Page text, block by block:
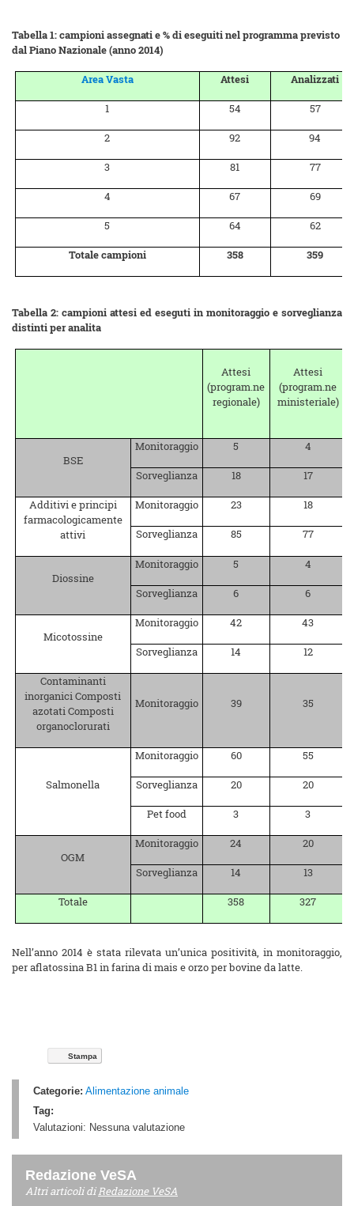
Tabella 1: campioni assegnati e % di eseguiti nel programma previsto
dal Piano Nazionale (anno 2014)
Area Vasta Attesi Analizzati
1 54 57
2 92 94
3 81 77
4 67 69
5 64 62
Totale campioni 358 359
Tabella 2: campioni attesi ed eseguti in monitoraggio e sorveglianza
distinti per analita
Attesi
(program.ne
regionale)
Attesi
(program.ne
ministeriale)
BSE
Monitoraggio 5 4
Sorveglianza 18 17
Additivi e principi
farmacologicamente
attivi
Monitoraggio 23 18
Sorveglianza 85 77
Diossine
Monitoraggio 5 4
Sorveglianza 6 6
Micotossine
Monitoraggio 42 43
Sorveglianza 14 12
Contaminanti
inorganici Composti
azotati Composti
organoclorurati
Monitoraggio 39 35
Salmonella
Monitoraggio 60 55
Sorveglianza 20 20
Pet food 3 3
OGM
Monitoraggio 24 20
Sorveglianza 14 13
Totale 358 327
Nell’anno 2014 è stata rilevata un’unica positività, in monitoraggio,
per aflatossina B1 in farina di mais e orzo per bovine da latte.
Stampa
Categorie: Alimentazione animale
Tag:
Valutazioni: Nessuna valutazione
Redazione VeSA
Altri articoli diRedazione VeSA